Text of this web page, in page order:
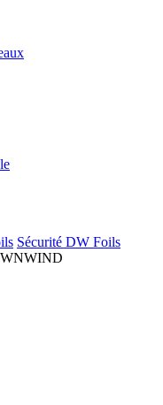
Sécurité DW Foils